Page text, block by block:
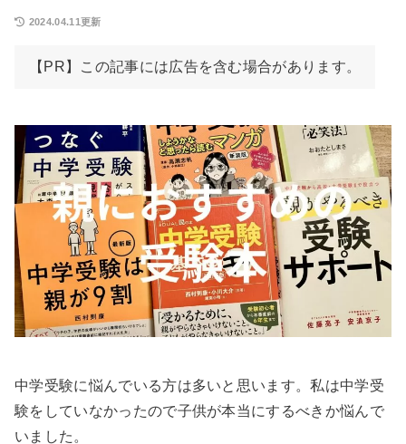
2024.04.11更新
【PR】この記事には広告を含む場合があります。
中学受験に悩んでいる方は多いと思います。私は中学受
験をしていなかったので子供が本当にするべきか悩んで
いました。